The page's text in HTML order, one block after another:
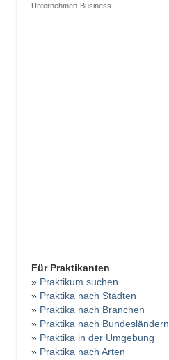
Unternehmen Business
Für Praktikanten
» Praktikum suchen
» Praktika nach Städten
» Praktika nach Branchen
» Praktika nach Bundesländern
» Praktika in der Umgebung
» Praktika nach Arten